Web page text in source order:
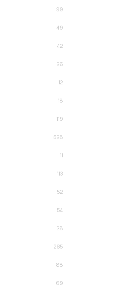
99
49
42
26
12
18
119
528
11
113
52
54
28
265
88
69